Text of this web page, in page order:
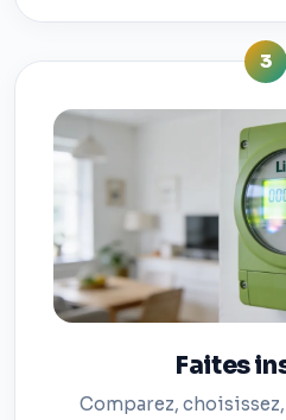
3
Faites
Comparez,